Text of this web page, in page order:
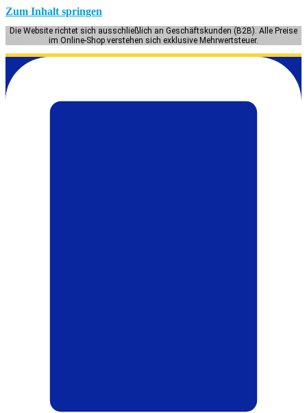
Zum Inhalt springen
Die Website richtet sich ausschließlich an Geschäftskunden (B2B). Alle Preise
im Online-Shop verstehen sich exklusive Mehrwertsteuer.